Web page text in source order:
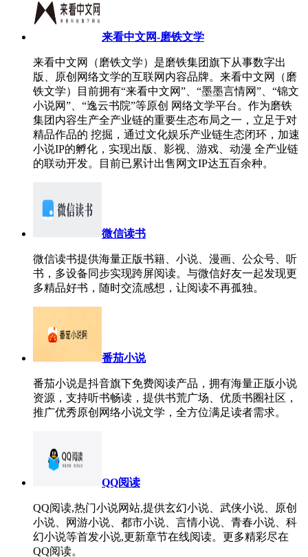
来看中文网-磨铁文学
来看中文网（磨铁文学）是磨铁集团旗下从事数字出
版、原创网络文学的互联网内容品牌。来看中文网（磨
铁文学）目前拥有“来看中文网”、“墨墨言情网”、“锦文
小说网”、“逸云书院”等原创 网络文学平台。作为磨铁
集团内容生产全产业链的重要生态布局之一，立足于对
精品作品的 挖掘，通过文化娱乐产业链生态闭环，加速
小说IP的孵化，实现出版、影视、游戏、动漫 全产业链
的联动开发。目前已累计出售网文IP达五百余种。
微信读书
微信读书提供海量正版书籍、小说、漫画、公众号、听
书，多设备同步实现跨屏阅读。与微信好友一起发现更
多精品好书，随时交流感想，让阅读不再孤独。
番茄小说
番茄小说是抖音旗下免费阅读产品，拥有海量正版小说
资源，支持听书畅读，提供书荒广场、优质书圈社区，
推广优秀原创网络小说文学，全方位满足读者需求。
QQ阅读
QQ阅读,热门小说网站,提供玄幻小说、武侠小说、原创
小说、网游小说、都市小说、言情小说、青春小说、科
幻小说等首发小说,更新章节在线阅读。更多精彩尽在
QQ阅读。